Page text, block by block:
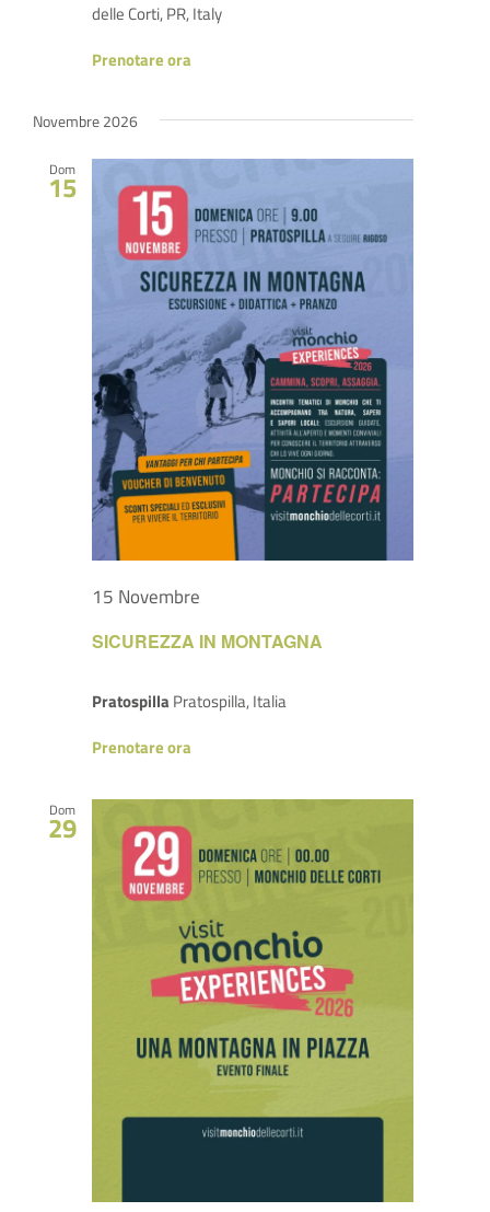
delle Corti, PR, Italy
Prenotare ora
Novembre 2026
Dom
15
SICUREZZA IN MONTAGNA
15 Novembre
Pratospilla Pratospilla, Italia
Prenotare ora
Dom
29